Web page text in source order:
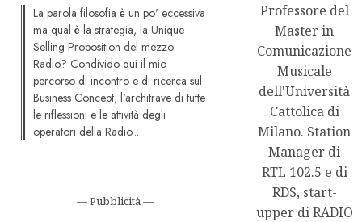
La parola filosofia è un po' eccessiva
ma qual è la strategia, la Unique
Selling Proposition del mezzo
Radio? Condivido qui il mio
percorso di incontro e di ricerca sul
Business Concept, l'architrave di tutte
le riflessioni e le attività degli
operatori della Radio...
— Pubblicità —
Professore del
Master in
Comunicazione
Musicale
dell'Università
Cattolica di
Milano. Station
Manager di
RTL 102.5 e di
RDS, start-
upper di RADIO